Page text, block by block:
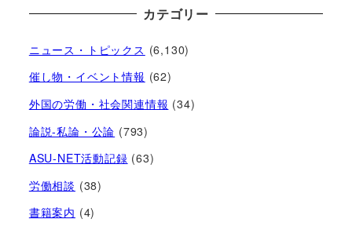
カテゴリー
ニュース・トピックス (6,130)
催し物・イベント情報 (62)
外国の労働・社会関連情報 (34)
論説-私論・公論 (793)
ASU-NET活動記録 (63)
労働相談 (38)
書籍案内 (4)